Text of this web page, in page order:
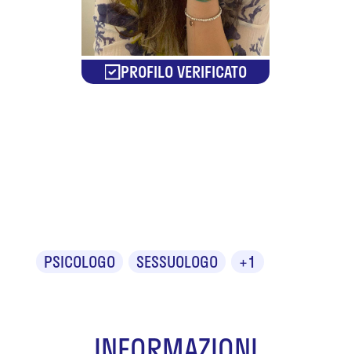
PROFILO VERIFICATO
PSICOLOGO SESSUOLOGO +1